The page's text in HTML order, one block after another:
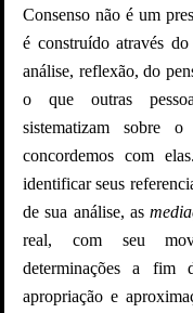
Consenso não é um
é construído através do
análise, reflexão, do
o que outras
sistematizam sobre
concordemos com
identificar seus
de sua análise, as
real, com seu
determinações a fim
apropriação e